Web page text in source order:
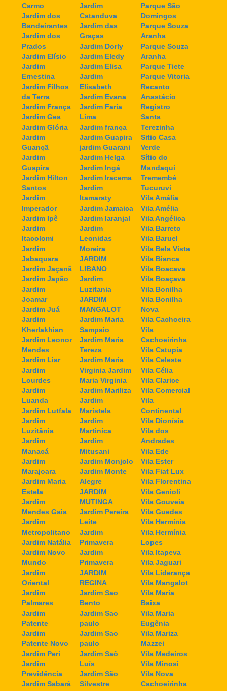
Carmo
Jardim dos
Bandeirantes
Jardim dos
Prados
Jardim Elísio
Jardim
Ernestina
Jardim Filhos
da Terra
Jardim França
Jardim Gea
Jardim Glória
Jardim
Guançã
Jardim
Guapira
Jardim Hilton
Santos
Jardim
Imperador
Jardim Ipê
Jardim
Itacolomi
Jardim
Jabaquara
Jardim Jaçanã
Jardim Japão
Jardim
Joamar
Jardim Juá
Jardim
Kherlakhian
Jardim Leonor
Mendes
Jardim Liar
Jardim
Lourdes
Jardim
Luanda
Jardim Lutfala
Jardim
Luzitânia
Jardim
Manacá
Jardim
Marajoara
Jardim Maria
Estela
Jardim
Mendes Gaia
Jardim
Metropolitano
Jardim Natália
Jardim Novo
Mundo
Jardim
Oriental
Jardim
Palmares
Jardim
Patente
Jardim
Patente Novo
Jardim Peri
Jardim
Previdência
Jardim Sabará
Jardim
Catanduva
Jardim das
Graças
Jardim Dorly
Jardim Eledy
Jardim Elisa
Jardim
Elisabeth
Jardim Evana
Jardim Faria
Lima
Jardim frança
Jardim Guapira
jardim Guarani
Jardim Helga
Jardim Ingá
Jardim Iracema
Jardim
Itamaraty
Jardim Jamaica
Jardim laranjal
Jardim
Leonidas
Moreira
JARDIM
LIBANO
Jardim
Luzitania
JARDIM
MANGALOT
Jardim Maria
Sampaio
Jardim Maria
Tereza
Jardim Maria
Virginia Jardim
Maria Virginia
Jardim Mariliza
Jardim
Maristela
Jardim
Martinica
Jardim
Mitusani
Jardim Monjolo
Jardim Monte
Alegre
JARDIM
MUTINGA
Jardim Pereira
Leite
Jardim
Primavera
Jardim
Primavera
JARDIM
REGINA
Jardim Sao
Bento
Jardim Sao
paulo
Jardim Sao
paulo
Jardim Saõ
Luís
Jardim São
Silvestre
Parque São
Domingos
Parque Souza
Aranha
Parque Souza
Aranha
Parque Tiete
Parque Vitoria
Recanto
Anastácio
Registro
Santa
Terezinha
Sitio Casa
Verde
Sítio do
Mandaqui
Tremembé
Tucuruvi
Vila Amália
Vila Amélia
Vila Angélica
Vila Barreto
Vila Baruel
Vila Bela Vista
Vila Bianca
Vila Boacava
Vila Boaçava
Vila Bonilha
Vila Bonilha
Nova
Vila Cachoeira
Vila
Cachoeirinha
Vila Catupia
Vila Celeste
Vila Célia
Vila Clarice
Vila Comercial
Vila
Continental
Vila Dionísia
Vila dos
Andrades
Vila Ede
Vila Ester
Vila Fiat Lux
Vila Florentina
Vila Genioli
Vila Gouveia
Vila Guedes
Vila Hermínia
Vila Hermínia
Lopes
Vila Itapeva
Vila Jaguari
Vila Liderança
Vila Mangalot
Vila Maria
Baixa
Vila Maria
Eugênia
Vila Mariza
Mazzei
Vila Medeiros
Vila Minosi
Vila Nova
Cachoeirinha